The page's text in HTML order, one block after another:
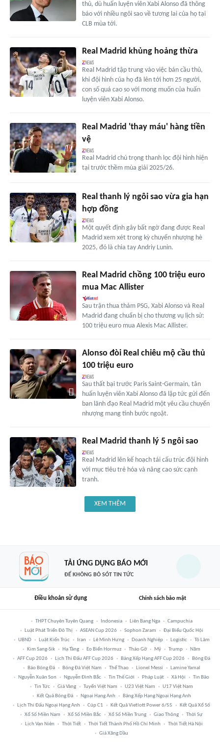
thủ, dù huấn luyện viên Xabi Alonso đã thông
báo với nhiều ngôi sao về tương lai của họ tại
CLB mùa tới.
Real Madrid khủng hoảng thừa
Real Madrid tập trung vào việc bán cầu thủ,
khi đội hình của họ đã lên tới hơn 25 người,
con số quá cao so với mong muốn của huấn
luyện viên Xabi Alonso.
Real Madrid 'thay máu' hàng tiền
vệ
Real Madrid chú trọng thanh lọc đội hình hiện
tại trước thềm mùa giải 2025/26.
Real thanh lý ngôi sao vừa gia hạn
hợp đồng
Một quyết định gây bất ngờ đang được Real
Madrid xem xét trong kỳ chuyển nhượng hè
2025, đó là chia tay Andriy Lunin.
Real Madrid chồng 100 triệu euro
mua Mac Allister
Sau trận thua thảm PSG, Xabi Alonso và Real
Madrid đang chuẩn bị cho thương vụ lịch sử:
100 triệu euro mua Alexis Mac Allister.
Alonso đòi Real chiêu mộ cầu thủ
100 triệu euro
Sau thất bại trước Paris Saint-Germain, tân
huấn luyện viên Xabi Alonso đã lập tức gửi đến
ban lãnh đạo Real Madrid một yêu cầu chuyển
nhượng mang tính bước ngoặt.
Real Madrid thanh lý 5 ngôi sao
Real Madrid lên kế hoạch tái cấu trúc đội hình
với mục tiêu trẻ hóa và nâng cao sức cạnh
tranh.
XEM THÊM
TẢI ỨNG DỤNG BÁO MỚI
ĐỂ KHÔNG BỎ SÓT TIN TỨC
Điều khoản sử dụng Chính sách bảo mật
THPT Chuyên Tuyên Quang Indonesia Liên Bang Nga
Campuchia
Luật Phát Triển Đô Thị
ASEAN Cup 2026 Sophon Zaram
Đại Biểu Quốc Hội
UBND
Luật Kiến Trúc Iran Lê Minh Hưng Doanh Nghiệp Logistic
Tô Lâm
Kim Sang-Sik
Hạ Tầng Eo Biển Hormuz Tháo Gỡ Mỹ Trump
Năm
AFF Cup 2026
Lịch Thi Đấu AFF Cup 2026 Bảng Xếp Hạng AFF Cup 2026
Bóng Đá
Báo Bóng Đá
Bóng Đá Việt Nam Thể Thao Lionel Messi
Lamine Yamal
Nguyễn Xuân Son
Nguyễn Đình Bắc Tin Thế Giới Pháp Luật Xã Hội
Tin Bão
Tin Tức
Giá Vàng Tuyển Việt Nam U23 Việt Nam
U17 Việt Nam
Kết Quả Bóng Đá
Ngoại Hạng Anh
Bảng Xếp Hạng Ngoại Hạng Anh
Lịch Thi Đấu Ngoại Hạng Anh
Cúp C1 Kết Quả Vietlott Power 6/55
Kết Quả Xổ Số
Xổ Số Miền Nam
Xổ Số Miền Bắc Xổ Số Miền Trung Giao Thông
Thời Sự
Lịch Vạn Niên
Thời Tiết Thời Tiết Thành Phố Hồ Chí Minh
Thời Tiết Hà Nội
Giá Xăng Dầu